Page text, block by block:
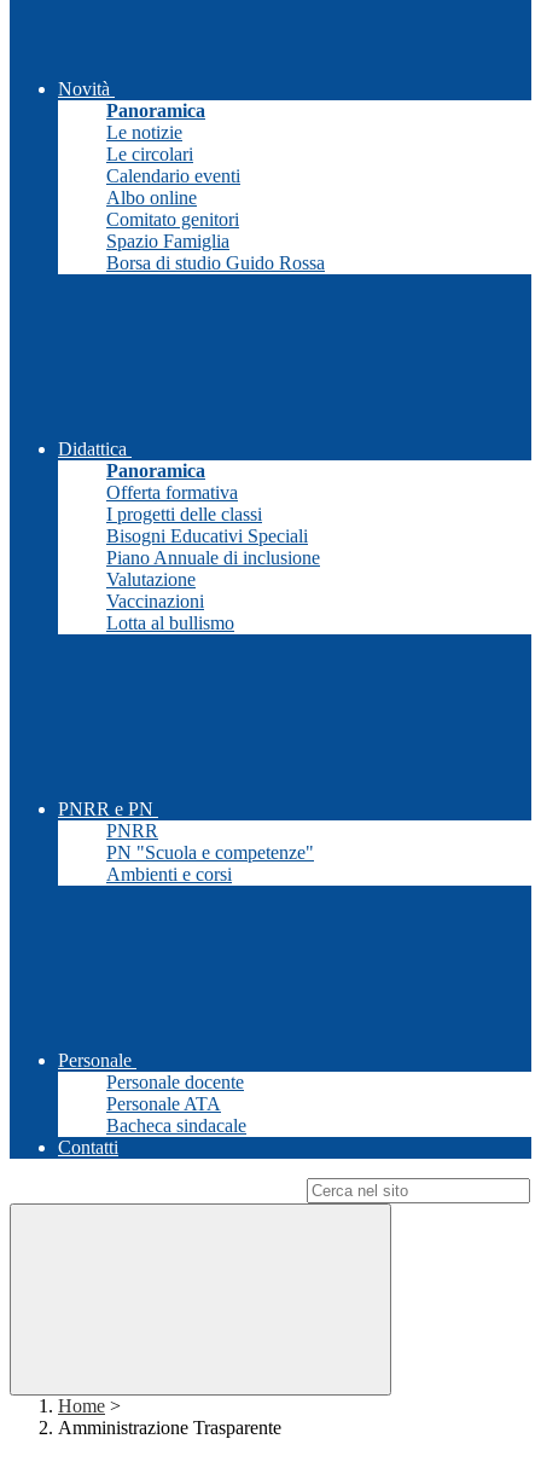
Novità
Panoramica
Le notizie
Le circolari
Calendario eventi
Albo online
Comitato genitori
Spazio Famiglia
Borsa di studio Guido Rossa
Didattica
Panoramica
Offerta formativa
I progetti delle classi
Bisogni Educativi Speciali
Piano Annuale di inclusione
Valutazione
Vaccinazioni
Lotta al bullismo
PNRR e PN
PNRR
PN "Scuola e competenze"
Ambienti e corsi
Personale
Personale docente
Personale ATA
Bacheca sindacale
Contatti
Home >
Amministrazione Trasparente